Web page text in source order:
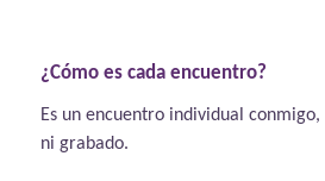
¿Cómo es cada encuentro?
Es un encuentro individual conmigo,
ni grabado.